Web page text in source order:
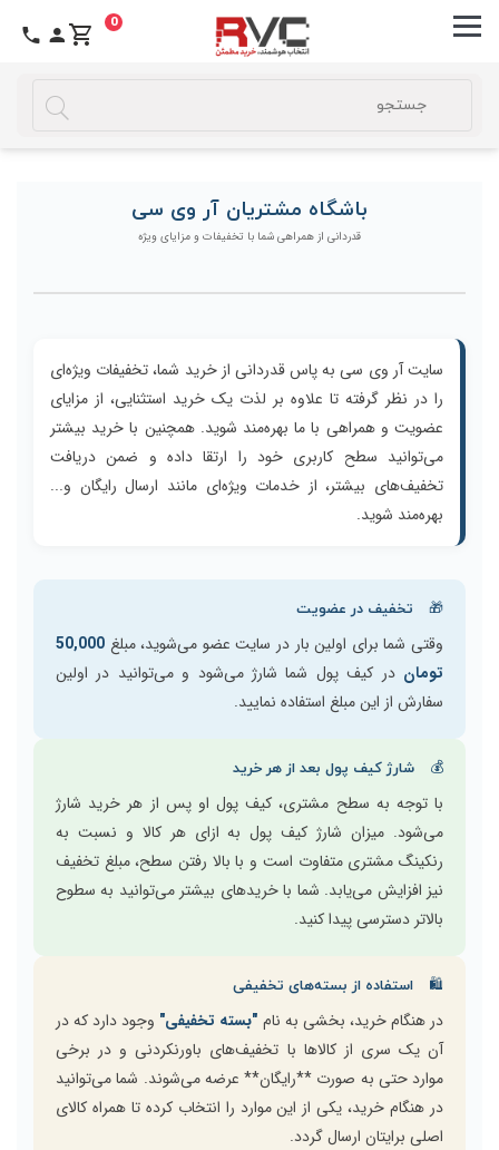
0 باشگاه
مشتریان
وی
باشگاه مشتریان آر وی سی
قدردانی از همراهی شما با تخفیفات و مزایای ویژه
سایت آر وی سی به پاس قدردانی از خرید شما، تخفیفات ویژه‌ای
را در نظر گرفته تا علاوه بر لذت یک خرید استثنایی، از مزایای
عضویت و همراهی با ما بهره‌مند شوید. همچنین با خرید بیشتر
می‌توانید سطح کاربری خود را ارتقا داده و ضمن دریافت
تخفیف‌های بیشتر، از خدمات ویژه‌ای مانند ارسال رایگان و...
بهره‌مند شوید.
🎁 تخفیف در عضویت
وقتی شما برای اولین بار در سایت عضو می‌شوید، مبلغ 50,000
تومان در کیف پول شما شارژ می‌شود و می‌توانید در اولین
سفارش از این مبلغ استفاده نمایید.
💰 شارژ کیف پول بعد از هر خرید
با توجه به سطح مشتری، کیف پول او پس از هر خرید شارژ
می‌شود. میزان شارژ کیف پول به ازای هر کالا و نسبت به
رنکینگ مشتری متفاوت است و با بالا رفتن سطح، مبلغ تخفیف
نیز افزایش می‌یابد. شما با خریدهای بیشتر می‌توانید به سطوح
بالاتر دسترسی پیدا کنید.
🛍️ استفاده از بسته‌های تخفیفی
در هنگام خرید، بخشی به نام "بسته تخفیفی" وجود دارد که در
آن یک سری از کالاها با تخفیف‌های باورنکردنی و در برخی
موارد حتی به صورت **رایگان** عرضه می‌شوند. شما می‌توانید
در هنگام خرید، یکی از این موارد را انتخاب کرده تا همراه کالای
اصلی برایتان ارسال گردد.